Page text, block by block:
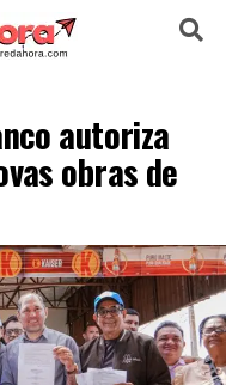
autoriza
obras de